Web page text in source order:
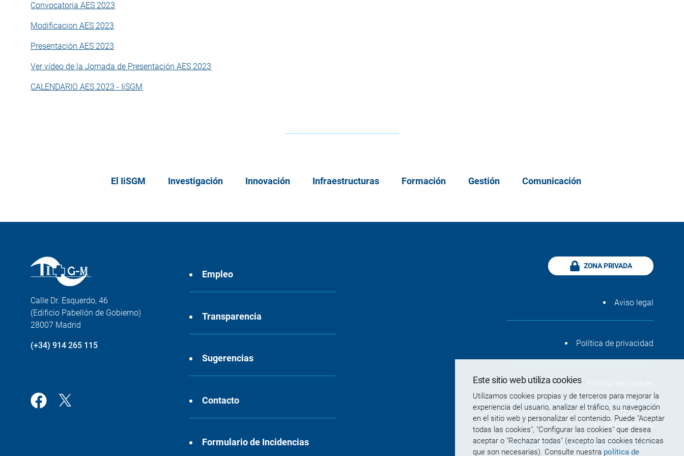
Convocatoria AES 2023
Modificacion AES 2023
Presentación AES 2023
Ver vídeo de la Jornada de Presentación AES 2023
CALENDARIO AES 2023 - IiSGM
El IiSGM Investigación Innovación Infraestructuras Formación Gestión Comunicación
Calle Dr. Esquerdo, 46
(Edificio Pabellón de Gobierno)
28007 Madrid
(+34) 914 265 115
Empleo
Transparencia
Sugerencias
Contacto
Formulario de Incidencias
ZONA PRIVADA
Aviso legal
Política de privacidad
Política de cookies
Accesibilidad
Este sitio web utiliza cookies
Utilizamos cookies propias y de terceros para mejorar la
experiencia del usuario, analizar el tráfico, su navegación
en el sitio web y personalizar el contenido. Puede "Aceptar
todas las cookies", "Configurar las cookies" que desea
aceptar o "Rechazar todas" (excepto las cookies técnicas
que son necesarias). Consulte nuestra política de